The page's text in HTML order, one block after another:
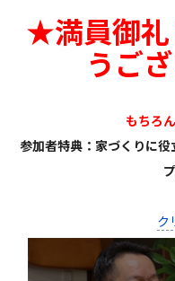
★満員御礼
うご
もちろ
参加者特典：家づくりに
ク